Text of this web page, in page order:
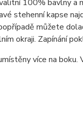
100% bavlny a
stehenní kapse
můžete
okraji. Zapínání
více na